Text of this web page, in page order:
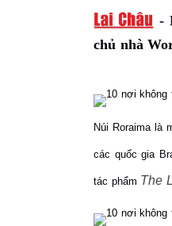
-
chủ nhà
Núi Roraima là
các quốc gia
tác phẩm The